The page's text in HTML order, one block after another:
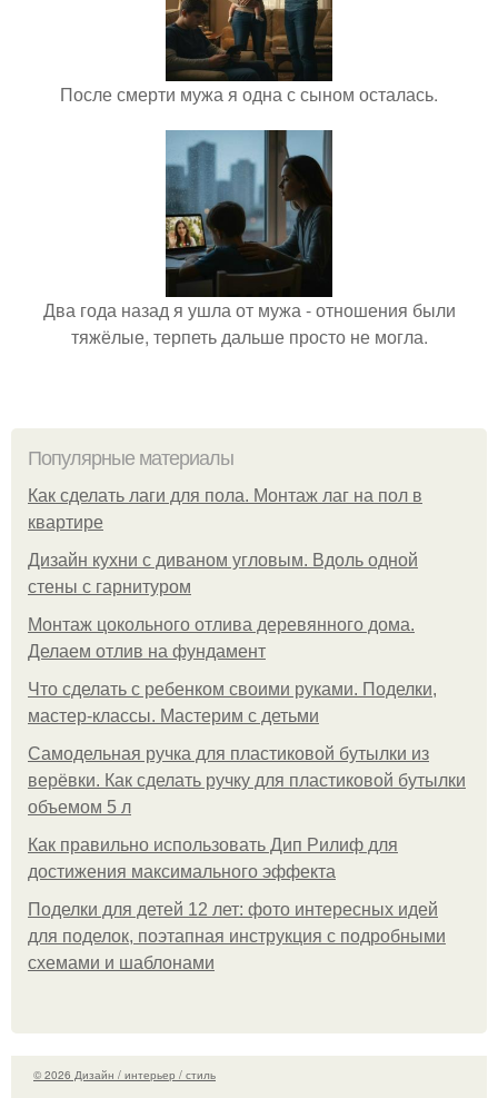
После смерти мужа я одна с сыном осталась.
Два года назад я ушла от мужа - отношения были
тяжёлые, терпеть дальше просто не могла.
Популярные материалы
Как сделать лаги для пола. Монтаж лаг на пол в
квартире
Дизайн кухни с диваном угловым. Вдоль одной
стены с гарнитуром
Монтаж цокольного отлива деревянного дома.
Делаем отлив на фундамент
Что сделать с ребенком своими руками. Поделки,
мастер-классы. Мастерим с детьми
Самодельная ручка для пластиковой бутылки из
верёвки. Как сделать ручку для пластиковой бутылки
объемом 5 л
Как правильно использовать Дип Рилиф для
достижения максимального эффекта
Поделки для детей 12 лет: фото интересных идей
для поделок, поэтапная инструкция с подробными
схемами и шаблонами
© 2026 Дизайн / интерьер / стиль